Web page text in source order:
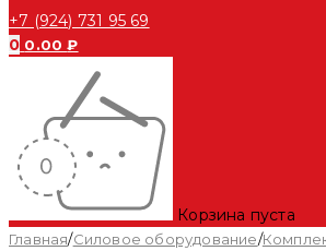
+7 (924) 731 95 69
0 0.00₽
Корзина пуста
Главная/Силовое оборудование/